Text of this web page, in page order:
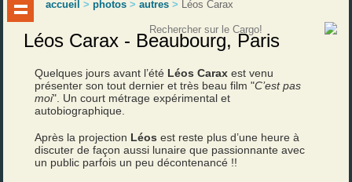
accueil >photos >autres > Léos Carax
Léos Carax - Beaubourg, Paris
Quelques jours avant l’été Léos Carax est venu
présenter son tout dernier et très beau film "C’est pas
moi". Un court métrage expérimental et
autobiographique.
Après la projection Léos est reste plus d’une heure à
discuter de façon aussi lunaire que passionnante avec
un public parfois un peu décontenancé !!